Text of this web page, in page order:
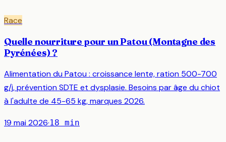
Race
Quelle nourriture pour un Patou (Montagne des
Pyrénées) ?
Alimentation du Patou : croissance lente, ration 500-700
g/j, prévention SDTE et dysplasie. Besoins par âge du chiot
à l'adulte de 45-65 kg, marques 2026.
19 mai 2026·18 min